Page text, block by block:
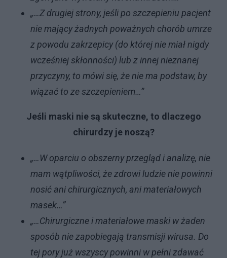
„…Z drugiej strony, jeśli po szczepieniu pacjent
nie mający żadnych poważnych chorób umrze
z powodu zakrzepicy (do której nie miał nigdy
wcześniej skłonności) lub z innej nieznanej
przyczyny, to mówi się, że nie ma podstaw, by
wiązać to ze szczepieniem…”
Jeśli maski nie są skuteczne, to dlaczego
chirurdzy je noszą?
„…W oparciu o obszerny przegląd i analizę, nie
mam wątpliwości, że zdrowi ludzie nie powinni
nosić ani chirurgicznych, ani materiałowych
masek…”
„…Chirurgiczne i materiałowe maski w żaden
sposób nie zapobiegają transmisji wirusa. Do
tej pory już wszyscy powinni w pełni zdawać